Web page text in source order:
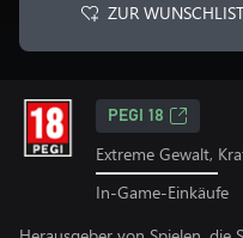
ZUR
PEGI 18
Extreme Gewalt,
In-Game-Einkäufe